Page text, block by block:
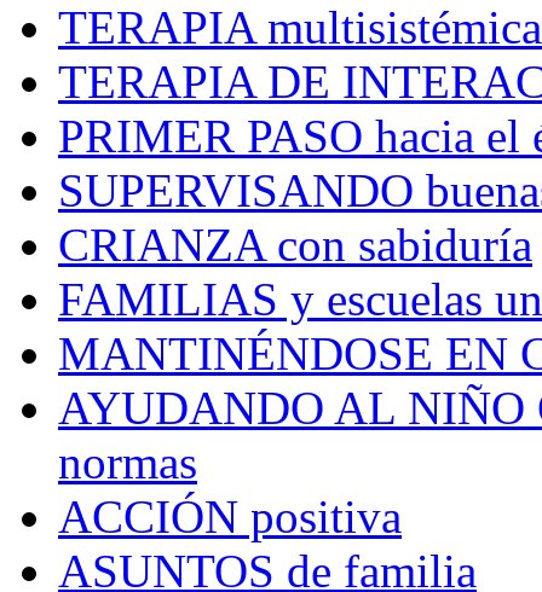
TERAPIAmultisistémica
TERAPIA DE
PRIMER PASO hacia el
SUPERVISANDO
CRIANZAcon sabiduría
FAMILIAS y escuelas
MANTINÉNDOSE EN
AYUDANDO AL NIÑO
normas
ACCIÓN positiva
ASUNTOS de familia